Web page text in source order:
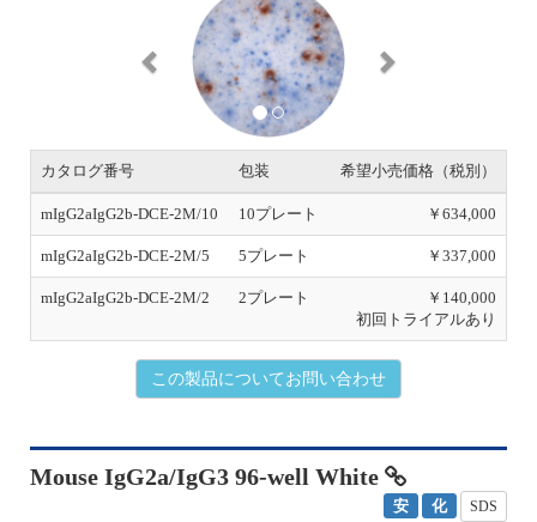
v
s
t
カタログ番号 包装 希望小売価格（税別）
mIgG2aIgG2b-DCE-2M/10 10プレート ￥634,000
mIgG2aIgG2b-DCE-2M/5 5プレート ￥337,000
mIgG2aIgG2b-DCE-2M/2 2プレート
￥140,000
初回トライアルあり
この製品についてお問い合わせ
Mouse IgG2a/IgG3 96-well White
安 化 SDS